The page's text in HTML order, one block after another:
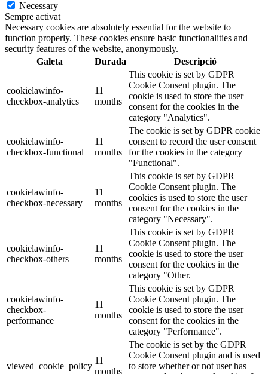
Necessary
Sempre activat
Necessary cookies are absolutely essential for the website to
function properly. These cookies ensure basic functionalities and
security features of the website, anonymously.
Galeta
Durada Descripció
cookielawinfo-
checkbox-analytics
11
months
This cookie is set by GDPR
Cookie Consent plugin. The
cookie is used to store the user
consent for the cookies in the
category "Analytics".
cookielawinfo-
checkbox-functional
11
months
The cookie is set by GDPR cookie
consent to record the user consent
for the cookies in the category
"Functional".
cookielawinfo-
checkbox-necessary
11
months
This cookie is set by GDPR
Cookie Consent plugin. The
cookies is used to store the user
consent for the cookies in the
category "Necessary".
cookielawinfo-
checkbox-others
11
months
This cookie is set by GDPR
Cookie Consent plugin. The
cookie is used to store the user
consent for the cookies in the
category "Other.
cookielawinfo-
checkbox-
performance
11
months
This cookie is set by GDPR
Cookie Consent plugin. The
cookie is used to store the user
consent for the cookies in the
category "Performance".
viewed_cookie_policy
11
months
The cookie is set by the GDPR
Cookie Consent plugin and is used
to store whether or not user has